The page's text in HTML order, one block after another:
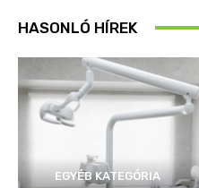
HASONLÓ HÍREK
EGYÉB KATEGÓRIA